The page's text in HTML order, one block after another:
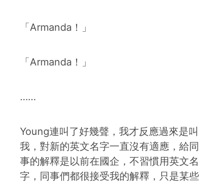
「Armanda！」
「Armanda！」
……
Young連叫了好幾聲，我才反應過來是叫
我，對新的英文名字一直沒有適應，給同
事的解釋是以前在國企，不習慣用英文名
字，同事們都很接受我的解釋，只是某些